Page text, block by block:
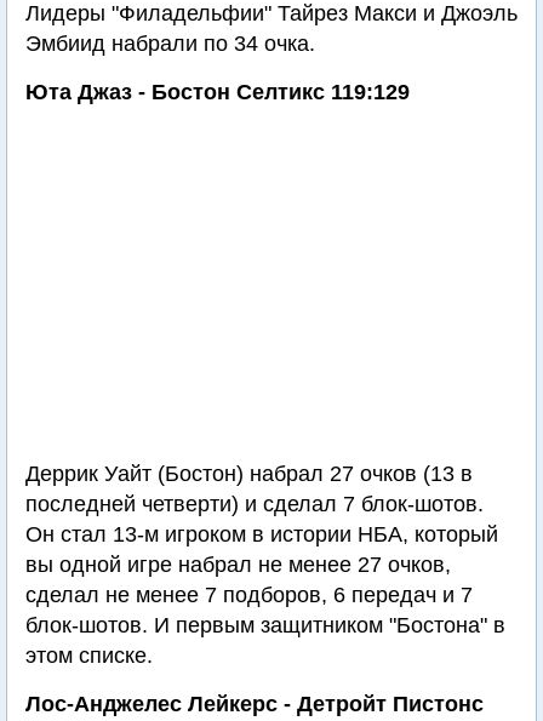
Лидеры "Филадельфии" Тайрез Макси и Джоэль
Эмбиид набрали по 34 очка.
Юта Джаз - Бостон Селтикс 119:129
Деррик Уайт (Бостон) набрал 27 очков (13 в
последней четверти) и сделал 7 блок-шотов.
Он стал 13-м игроком в истории НБА, который
вы одной игре набрал не менее 27 очков,
сделал не менее 7 подборов, 6 передач и 7
блок-шотов. И первым защитником "Бостона" в
этом списке.
Лос-Анджелес Лейкерс - Детройт Пистонс